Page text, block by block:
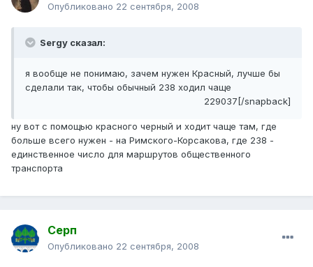
Опубликовано 22 сентября, 2008
Sergy сказал:
я вообще не понимаю, зачем нужен Красный, лучше бы
сделали так, чтобы обычный 238 ходил чаще
229037[/snapback]
ну вот с помощью красного черный и ходит чаще там, где
больше всего нужен - на Римского-Корсакова, где 238 -
единственное число для маршрутов общественного
транспорта
Серп
Опубликовано 22 сентября, 2008